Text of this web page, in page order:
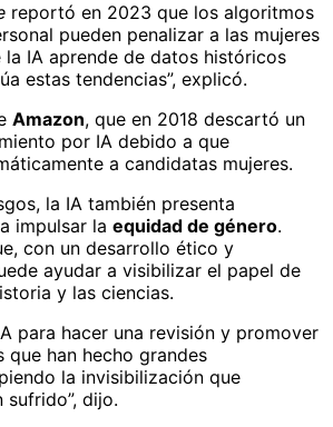
reportó en 2023 que los algoritmos
pueden penalizar a las mujeres
IA aprende de datos históricos
estas tendencias”, explicó.
Amazon, que en 2018 descartó un
por IA debido a que
a candidatas mujeres.
la IA también presenta
impulsar la equidad de género.
con un desarrollo ético y
ayudar a visibilizar el papel de
y las ciencias.
para hacer una revisión y promover
que han hecho grandes
la invisibilización que
sufrido”, dijo.